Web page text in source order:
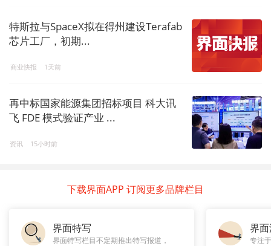
特斯拉与SpaceX拟在得州建设Terafab
芯片工厂，初期...
商业快报 1天前
再中标国家能源集团招标项目 科大讯
飞 FDE 模式验证产业 ...
资讯 15小时前
下载界面APP 订阅更多品牌栏目
界面特写
界面特写栏目不定期推出特写报道，
界
专注